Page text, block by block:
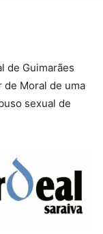
de Guimarães
Moral de uma
sexual de